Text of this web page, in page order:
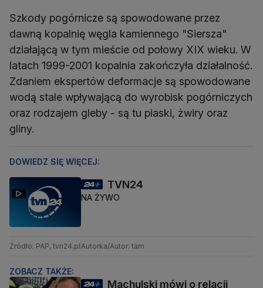
Szkody pogórnicze są spowodowane przez
dawną kopalnię węgla kamiennego "Siersza"
działającą w tym mieście od połowy XIX wieku. W
latach 1999-2001 kopalnia zakończyła działalność.
Zdaniem ekspertów deformacje są spowodowane
wodą stale wpływającą do wyrobisk pogórniczych
oraz rodzajem gleby - są tu piaski, żwiry oraz
gliny.
DOWIEDZ SIĘ WIĘCEJ:
TVN24
NA ŻYWO
Źródło: PAP, tvn24.pl Autorka/Autor: tam
ZOBACZ TAKŻE:
Machulski mówi o relacji